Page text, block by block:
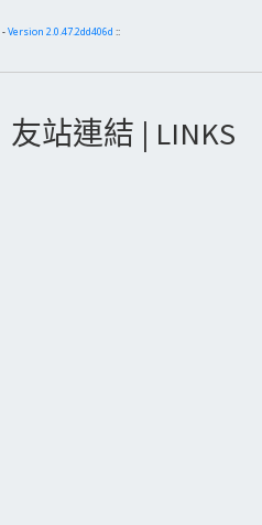
-Version 2.0.47.2dd406d ::
友站連結 | LINKS